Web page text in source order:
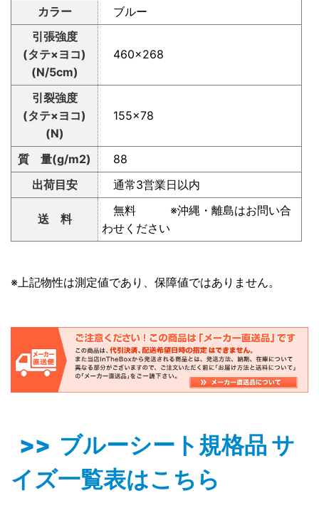
カラー
ブルー
引張強度
(タテ×ヨコ)
(N/5cm)
460×268
引裂強度
(タテ×ヨコ)
(N)
155×78
質 量(g/m2)
88
出荷目安
通常3営業日以内
送 料
無料 ※沖縄・離島はお問い合
わせください
※上記物性は測定値であり、保障値ではありません。
>> ブルーシート規格品 サ
イズ一覧表はこちら